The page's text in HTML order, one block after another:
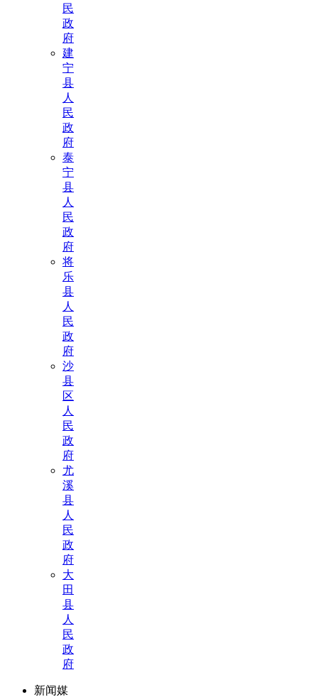
民
政
府
建
宁
县
人
民
政
府
泰
宁
县
人
民
政
府
将
乐
县
人
民
政
府
沙
县
区
人
民
政
府
尤
溪
县
人
民
政
府
大
田
县
人
民
政
府
新闻媒